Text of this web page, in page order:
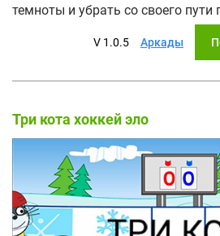
темноты и убрать со своего пути
V 1.0.5 Аркады
Три кота хоккей эло